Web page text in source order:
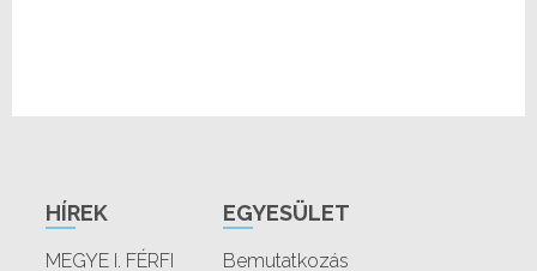
HÍREK
MEGYE I. FÉRFI
EGYESÜLET
Bemutatkozás